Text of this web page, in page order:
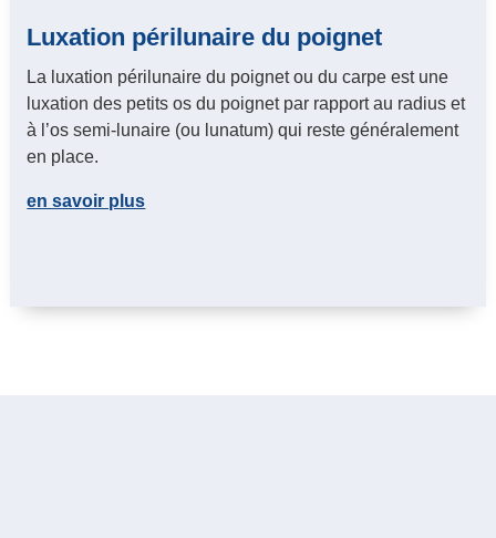
Luxation périlunaire du poignet
La luxation périlunaire du poignet ou du carpe est une
luxation des petits os du poignet par rapport au radius et
à l’os semi-lunaire (ou lunatum) qui reste généralement
en place.
en savoir plus